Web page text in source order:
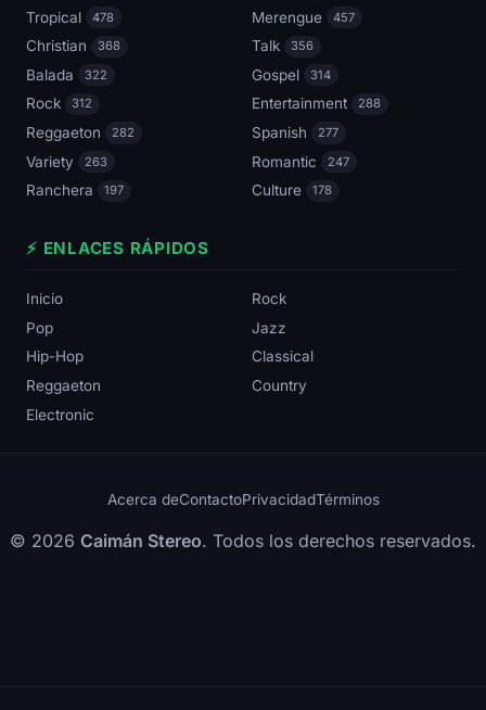
Tropical 478 Merengue 457
Christian 368 Talk 356
Balada 322 Gospel 314
Rock 312 Entertainment 288
Reggaeton 282 Spanish 277
Variety 263 Romantic 247
Ranchera 197 Culture 178
⚡ ENLACES RÁPIDOS
Inicio
Rock
Pop
Jazz
Hip-Hop
Classical
Reggaeton
Country
Electronic
Acerca deContactoPrivacidadTérminos
© 2026 Caimán Stereo. Todos los derechos reservados.